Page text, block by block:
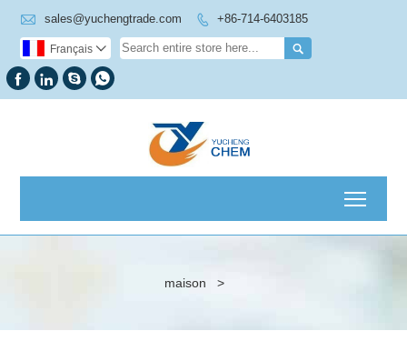
 sales@yuchengtrade.com  +86-714-6403185

Français 
   
maison >